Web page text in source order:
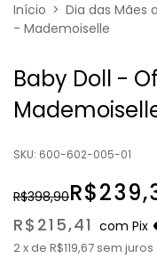
Início > Dia das Mães
- Mademoiselle
Baby Doll -
SKU: 600-602-005-01
R$398,90
R$215,41 com Pix
2xde R$119,67 sem juros